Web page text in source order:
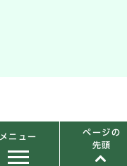
メニュー
ページの
先頭